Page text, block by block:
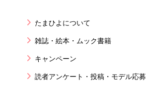
たまひよについて
雑誌・絵本・ムック書籍
キャンペーン
読者アンケート・投稿・モデル応募